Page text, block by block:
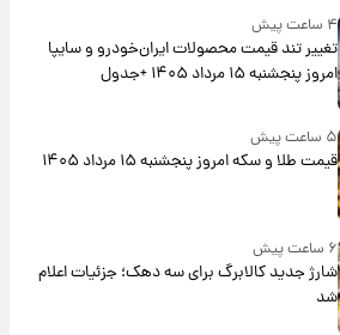
۴ ساعت پیش
تغییر تند قیمت محصولات ایران‌خودرو و سایپا
امروز پنجشنبه ۱۵ مرداد ۱۴۰۵ +جدول
۵ ساعت پیش
قیمت طلا و سکه امروز پنجشنبه ۱۵ مرداد ۱۴۰۵
۶ ساعت پیش
شارژ جدید کالابرگ برای سه دهک؛ جزئیات اعلام
شد